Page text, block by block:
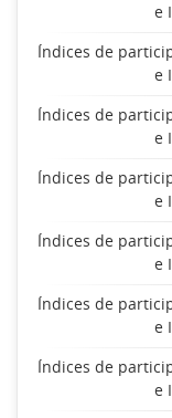
e
Índices de
e
Índices de
e
Índices de
e
Índices de
e
Índices de
e
Índices de
e